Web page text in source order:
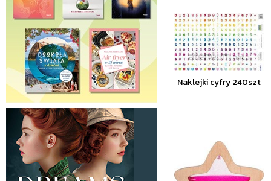
Naklejki cyfry 240szt